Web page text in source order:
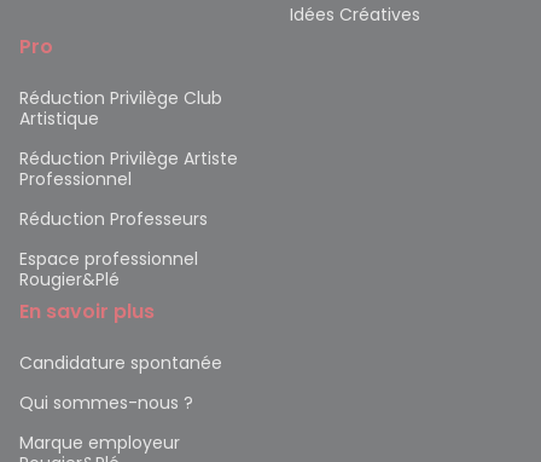
Idées Créatives
Pro
Réduction Privilège Club
Artistique
Réduction Privilège Artiste
Professionnel
Réduction Professeurs
Espace professionnel
Rougier&Plé
En savoir plus
Candidature spontanée
Qui sommes-nous ?
Marque employeur